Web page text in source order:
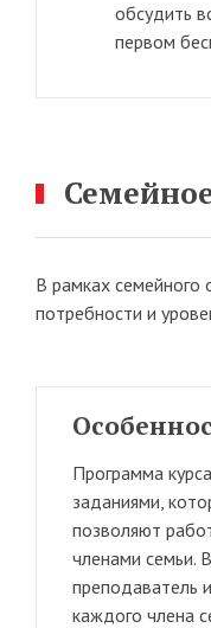
обсудить
первом
В рамках семейного
потребности и
Программа
заданиями,
позволяют
членами семьи.
преподаватель
каждого члена